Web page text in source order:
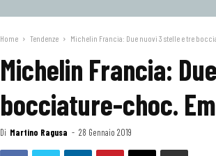
Home Tendenze Michelin Francia: Due nuovi 3 stelle e tre
Michelin Francia:
bocciature-choc.
Di Martino Ragusa - 28 Gennaio 2019